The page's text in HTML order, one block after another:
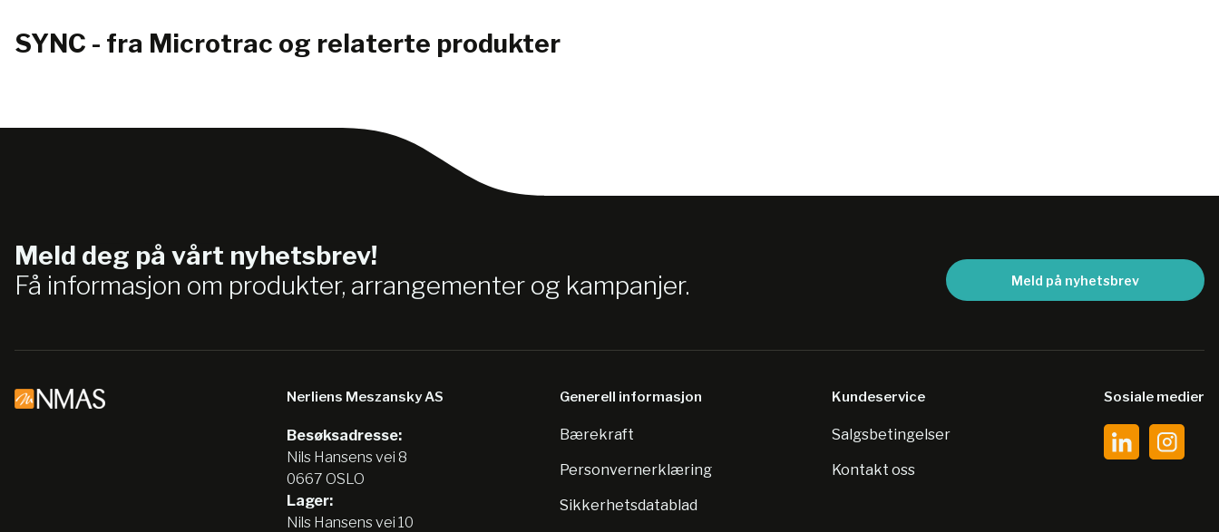
SYNC - fra Microtrac og relaterte produkter
Meld deg på vårt nyhetsbrev!
Få informasjon om produkter, arrangementer og kampanjer.
Meld på nyhetsbrev
Nerliens Meszansky AS
Besøksadresse:
Nils Hansens vei 8
0667 OSLO
Lager:
Nils Hansens vei 10
Generell informasjon
Bærekraft
Personvernerklæring
Sikkerhetsdatablad
Kundeservice
Salgsbetingelser
Kontakt oss
Sosiale medier